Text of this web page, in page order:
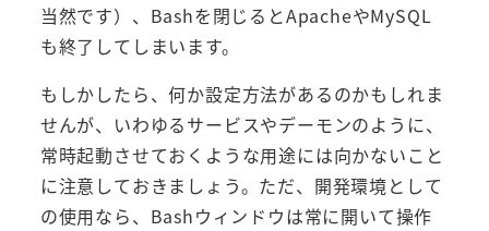
当然です）、Bashを閉じるとApacheやMySQL
も終了してしまいます。
もしかしたら、何か設定方法があるのかもしれま
せんが、いわゆるサービスやデーモンのように、
常時起動させておくような用途には向かないこと
に注意しておきましょう。ただ、開発環境として
の使用なら、Bashウィンドウは常に開いて操作